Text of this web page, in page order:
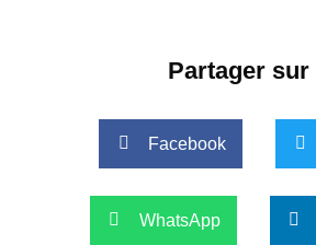
Partager sur
Facebook
WhatsApp